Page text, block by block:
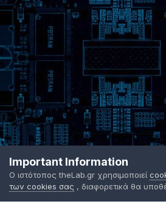
Important Information
Ο ιστότοπος theLab.gr χρησιμοποιεί
των cookies σας , διαφορετικά θα